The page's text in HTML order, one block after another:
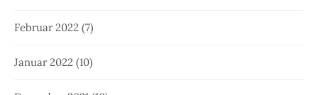
Februar 2022 (7)
Januar 2022 (10)